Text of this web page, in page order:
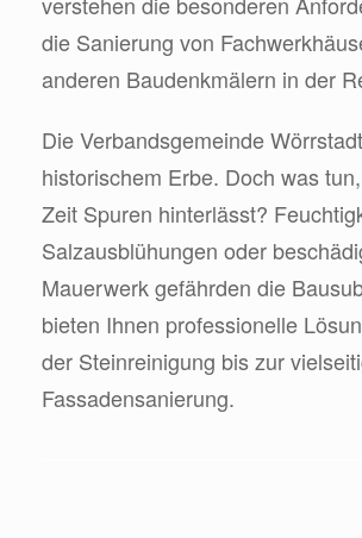
die Sanierung von
anderen Baudenkmälern in der
Die Verbandsgemeinde
historischem Erbe. Doch was
Zeit Spuren hinterlässt?
Salzausblühungen oder
Mauerwerk gefährden die
bieten Ihnen professionelle
der Steinreinigung bis zur
Fassadensanierung.